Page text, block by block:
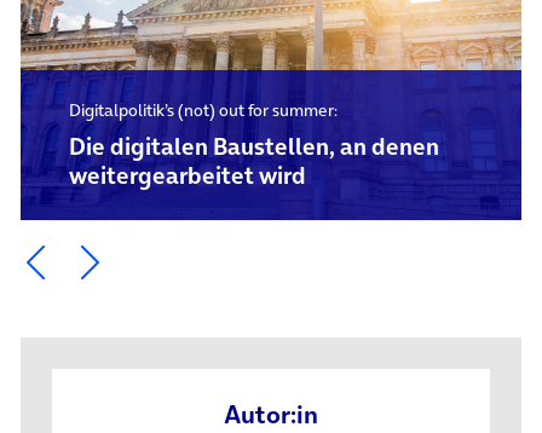
Digitalpolitik’s (not) out for summer:
Die digitalen Baustellen, an denen
weitergearbeitet wird
Ein Element zurück blättern
Ein Element weiter blättern
Autor:in